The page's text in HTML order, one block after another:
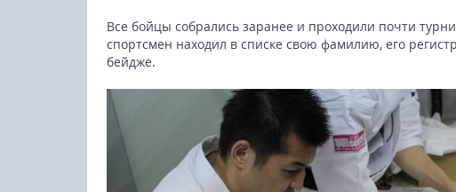
Все бойцы собрались заранее и проходили почти
спортсмен находил в списке свою фамилию, его
бейдже.